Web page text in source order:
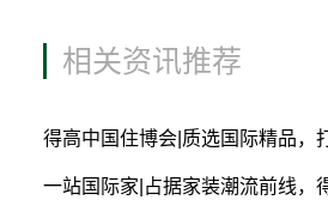
相关资讯推荐
得高中国住博会|质选国际精品，
一站国际家|占据家装潮流前线，